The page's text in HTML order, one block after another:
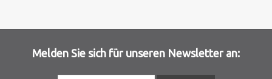
Melden Sie sich für unseren Newsletter an: